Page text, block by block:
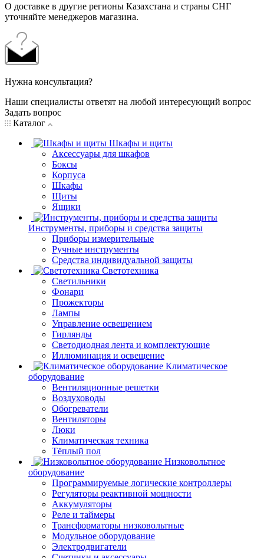
О доставке в другие регионы Казахстана и страны СНГ
уточняйте менеджеров магазина.
Нужна консультация?
Наши специалисты ответят на любой интересующий вопрос
Задать вопрос
Каталог
Шкафы и щиты
Аксессуары для шкафов
Боксы
Корпуса
Шкафы
Щиты
Ящики
Инструменты, приборы и средства защиты
Приборы измерительные
Ручные инструменты
Средства индивидуальной защиты
Светотехника
Светильники
Фонари
Прожекторы
Лампы
Управление освещением
Гирлянды
Светодиодная лента и комплектующие
Иллюминация и освещение
Климатическое
оборудование
Вентиляционные решетки
Воздуховоды
Обогреватели
Вентиляторы
Люки
Климатическая техника
Тёплый пол
Низковольтное
оборудование
Программируемые логические контроллеры
Регуляторы реактивной мощности
Аккумуляторы
Реле и таймеры
Трансформаторы низковольтные
Модульное оборудование
Электродвигатели